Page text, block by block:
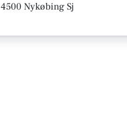
4500 Nykøbing Sj